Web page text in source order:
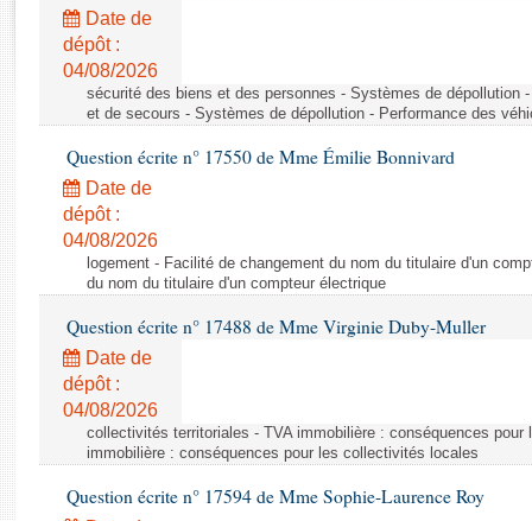
Rapports législatifs
Rapports sur l'application des lois
Baromètre de l’application des lois
Dossiers législatifs
Budget et sécurité sociale
Questions écrites et orales
Comptes rendus des débats
Date de
dépôt :
04/08/2026
sécurité des biens et des personnes - Systèmes de dépollution
et de secours - Systèmes de dépollution - Performance des
Question écrite n° 17550 de Mme Émilie Bonnivard
Date de
dépôt :
04/08/2026
logement - Facilité de changement du nom du titulaire d'un
du nom du titulaire d'un compteur électrique
Question écrite n° 17488 de Mme Virginie Duby-Muller
Date de
dépôt :
04/08/2026
collectivités territoriales - TVA immobilière : conséquences
immobilière : conséquences pour les collectivités locales
Question écrite n° 17594 de Mme Sophie-Laurence Roy